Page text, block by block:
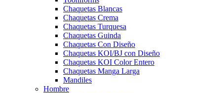
Chaquetas Blancas
Chaquetas Crema
Chaquetas Turquesa
Chaquetas Guinda
Chaquetas Con Diseño
Chaquetas KOI/BJ con Diseño
Chaquetas KOI Color Entero
Chaquetas Manga Larga
Mandiles
Hombre